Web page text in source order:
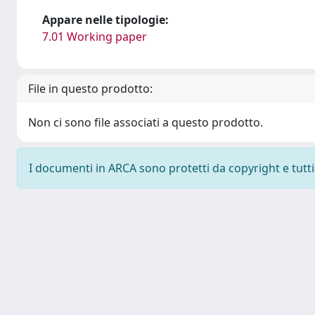
Appare nelle tipologie:
7.01 Working paper
File in questo prodotto:
Non ci sono file associati a questo prodotto.
I documenti in ARCA sono protetti da copyright e